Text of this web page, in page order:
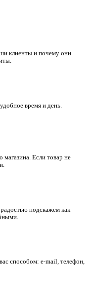
клиенты и почему они
время и день.
Если товар не
подскажем как
способом: e-mail, телефон,